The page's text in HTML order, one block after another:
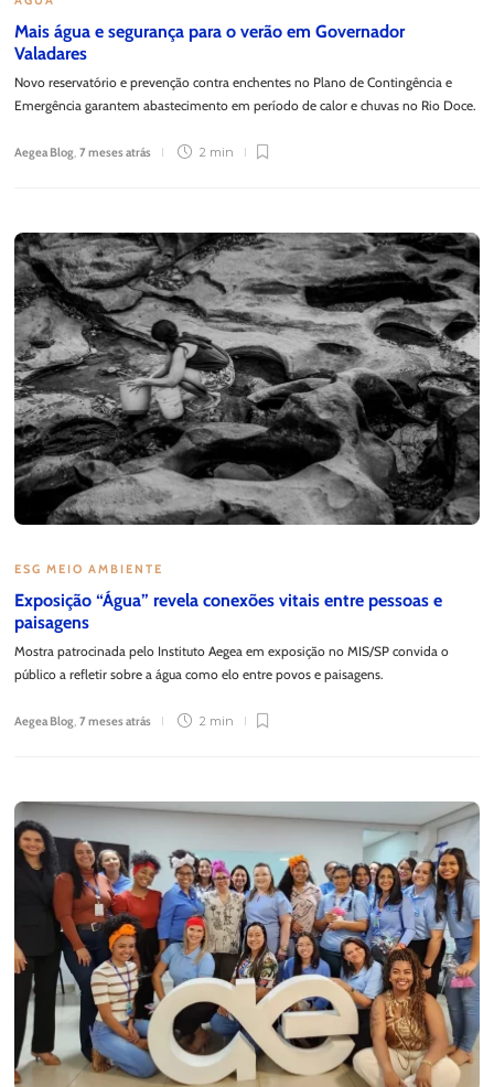
Mais água e segurança para o verão em Governador
Valadares
Novo reservatório e prevenção contra enchentes no Plano de Contingência e
Emergência garantem abastecimento em período de calor e chuvas no Rio Doce.
Aegea Blog ,7 meses atrás 2 min
ESG MEIO AMBIENTE
Exposição “Água” revela conexões vitais entre pessoas e
paisagens
Mostra patrocinada pelo Instituto Aegea em exposição no MIS/SP convida o
público a refletir sobre a água como elo entre povos e paisagens.
Aegea Blog,7 meses atrás 2 min